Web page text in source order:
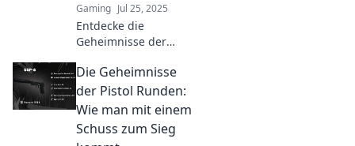
Gaming Jul 25, 2025
Entdecke die
Geheimnisse der
Taktik in CS:GO Pistol
Runden und
verbessere dein
Gameplay mit
unsichtbaren
Die Geheimnisse
der Pistol Runden:
Wie man mit einem
Schuss zum Sieg